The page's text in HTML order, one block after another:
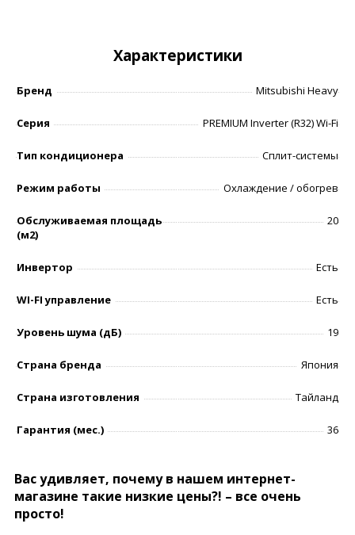
Характеристики
Бренд Mitsubishi Heavy
Серия PREMIUM Inverter (R32) Wi-Fi
Тип кондиционера Сплит-системы
Режим работы Охлаждение / обогрев
Обслуживаемая площадь
(м2)
20
Инвертор Есть
WI-FI управление Есть
Уровень шумa (дБ) 19
Страна бренда Япония
Страна изготовления Тайланд
Гарантия (мес.) 36
Вас удивляет, почему в нашем интернет-
магазине такие низкие цены?! – все очень
просто!